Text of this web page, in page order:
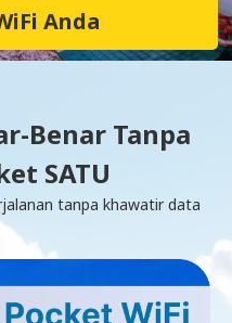
Anda
Benar Tanpa
SATU
tanpa khawatir data